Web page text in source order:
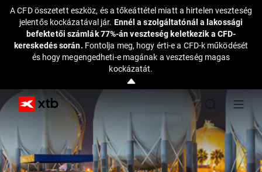
A CFD összetett eszköz, és a tőkeáttétel miatt a hirtelen veszteség
jelentős kockázatával jár. Ennél a szolgáltatónál a lakossági
befektetői számlák 77%-án veszteség keletkezik a CFD-
kereskedés során. Fontolja meg, hogy érti-e a CFD-k működését
és hogy megengedheti-e magának a veszteség magas
kockázatát.